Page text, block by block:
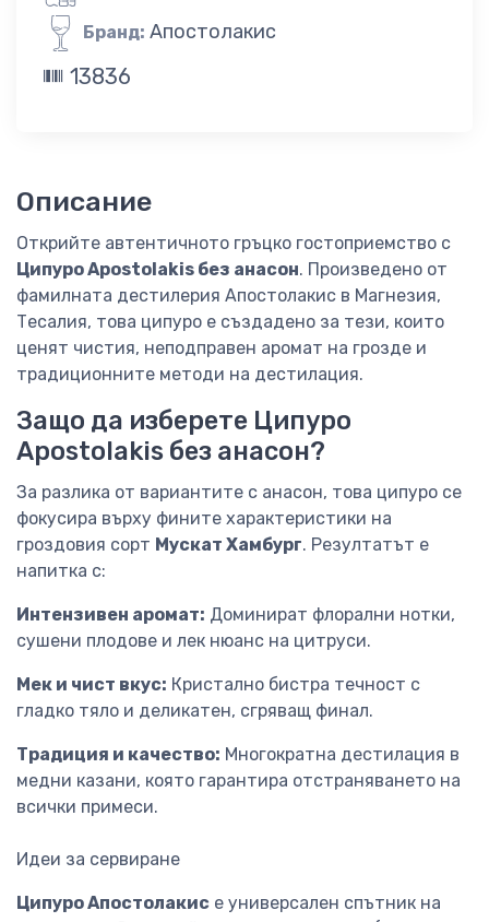
Бранд: Апостолакис
13836
Описание
Открийте автентичното гръцко гостоприемство с
Ципуро Apostolakis без анасон. Произведено от
фамилната дестилерия Апостолакис в Магнезия,
Тесалия, това ципуро е създадено за тези, които
ценят чистия, неподправен аромат на грозде и
традиционните методи на дестилация.
Защо да изберете Ципуро
Apostolakis без анасон?
За разлика от вариантите с анасон, това ципуро се
фокусира върху фините характеристики на
гроздовия сорт Мускат Хамбург. Резултатът е
напитка с:
Интензивен аромат: Доминират флорални нотки,
сушени плодове и лек нюанс на цитруси.
Мек и чист вкус: Кристално бистра течност с
гладко тяло и деликатен, сгряващ финал.
Традиция и качество: Многократна дестилация в
медни казани, която гарантира отстраняването на
всички примеси.
Идеи за сервиране
Ципуро Апостолакис е универсален спътник на